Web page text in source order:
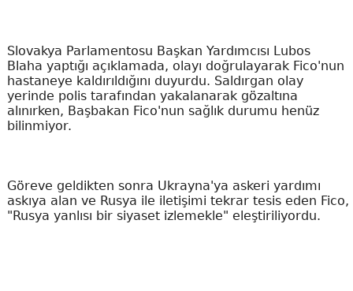
Slovakya Parlamentosu Başkan Yardımcısı Lubos
Blaha yaptığı açıklamada, olayı doğrulayarak Fico'nun
hastaneye kaldırıldığını duyurdu. Saldırgan olay
yerinde polis tarafından yakalanarak gözaltına
alınırken, Başbakan Fico'nun sağlık durumu henüz
bilinmiyor.
Göreve geldikten sonra Ukrayna'ya askeri yardımı
askıya alan ve Rusya ile iletişimi tekrar tesis eden Fico,
"Rusya yanlısı bir siyaset izlemekle" eleştiriliyordu.